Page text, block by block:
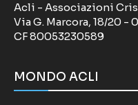
Acli - Associazioni
Via G. Marcora, 18/20 -
CF 80053230589
MONDO ACLI